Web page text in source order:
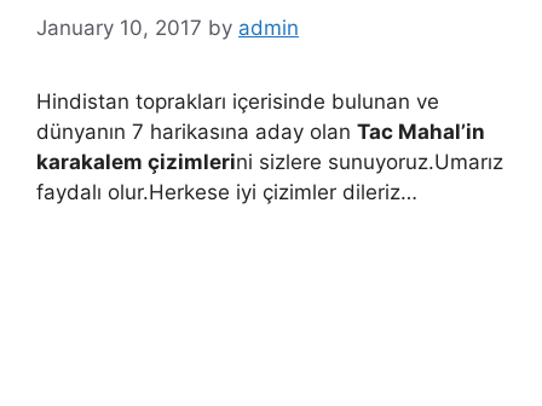
January 10, 2017 by admin
Hindistan toprakları içerisinde bulunan ve
dünyanın 7 harikasına aday olan Tac Mahal’in
karakalem çizimlerini sizlere sunuyoruz.Umarız
faydalı olur.Herkese iyi çizimler dileriz…